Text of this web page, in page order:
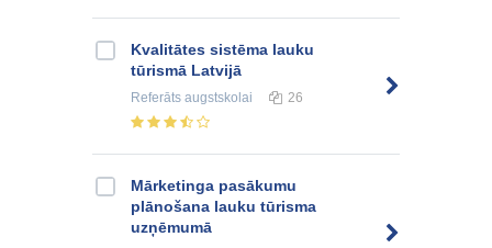
Kvalitātes sistēma lauku
tūrismā Latvijā
Referāts augstskolai 26
Mārketinga pasākumu
plānošana lauku tūrisma
uzņēmumā